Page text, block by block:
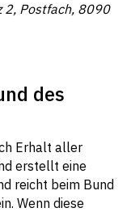
2, Postfach, 8090
des
Erhalt aller
erstellt eine
reicht beim Bund
Wenn diese